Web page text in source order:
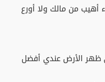
أهيب من مالك ولا أورع
ظهر الأرض عندي أفضل